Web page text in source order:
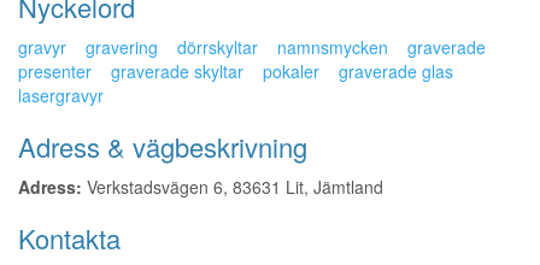
gravyr gravering dörrskyltar namnsmycken
graverade
presenter
graverade skyltar pokaler
graverade glas
lasergravyr
Adress & vägbeskrivning
Adress: Verkstadsvägen 6, 83631 Lit, Jämtland
Kontakta